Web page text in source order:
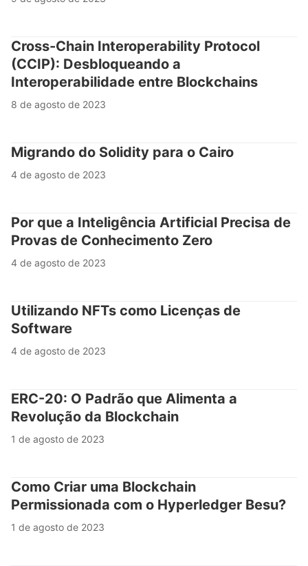
Cross-Chain Interoperability Protocol
(CCIP): Desbloqueando a
Interoperabilidade entre Blockchains
8 de agosto de 2023
Migrando do Solidity para o Cairo
4 de agosto de 2023
Por que a Inteligência Artificial Precisa de
Provas de Conhecimento Zero
4 de agosto de 2023
Utilizando NFTs como Licenças de
Software
4 de agosto de 2023
ERC-20: O Padrão que Alimenta a
Revolução da Blockchain
1 de agosto de 2023
Como Criar uma Blockchain
Permissionada com o Hyperledger Besu?
1 de agosto de 2023